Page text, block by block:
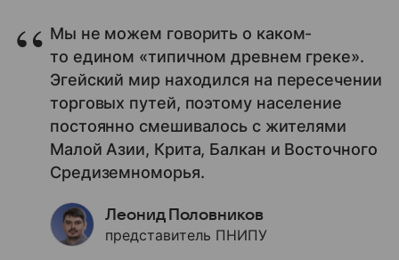
Мы не можем говорить о каком-
то едином «типичном древнем греке».
Эгейский мир находился на пересечении
торговых путей, поэтому население
постоянно смешивалось с жителями
Малой Азии, Крита, Балкан и Восточного
Средиземноморья.
Леонид Половников
представитель ПНИПУ